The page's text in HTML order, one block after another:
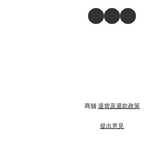
商舖 退貨及退款政策
提出意見